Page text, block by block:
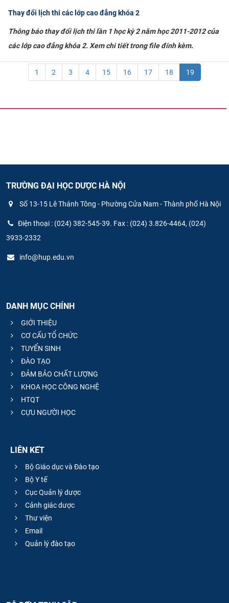
Thay đổi lịch thi các lớp cao đẳng khóa 2
Thông báo thay đổi lịch thi lần 1 học kỳ 2 năm học 2011-2012 của
các lớp cao đẳng khóa 2. Xem chi tiết trong file đính kèm.
1 2 3 4 15 16 17 18 19
TRƯỜNG ĐẠI HỌC DƯỢC HÀ NỘI
Số 13-15 Lê Thánh Tông - Phường Cửa Nam - Thành phố Hà Nội
Điện thoại : (024) 382-545-39. Fax : (024) 3.826-4464, (024)
3933-2332
info@hup.edu.vn
DANH MỤC CHÍNH
GIỚI THIỆU
CƠ CẤU TỔ CHỨC
TUYỂN SINH
ĐÀO TẠO
ĐẢM BẢO CHẤT LƯỢNG
KHOA HỌC CÔNG NGHỆ
HTQT
CỰU NGƯỜI HỌC
LIÊN KẾT
Bộ Giáo dục và Đào tạo
Bộ Y tế
Cục Quản lý dược
Cảnh giác dược
Thư viện
Email
Quản lý đào tạo